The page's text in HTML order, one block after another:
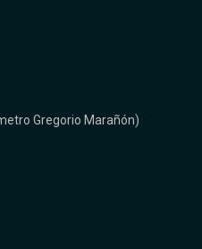
Gregorio Marañón)